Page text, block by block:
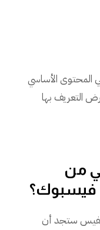
الأساسي
التعريف بها
من
فيسبوك؟
الفيس ستجد أن